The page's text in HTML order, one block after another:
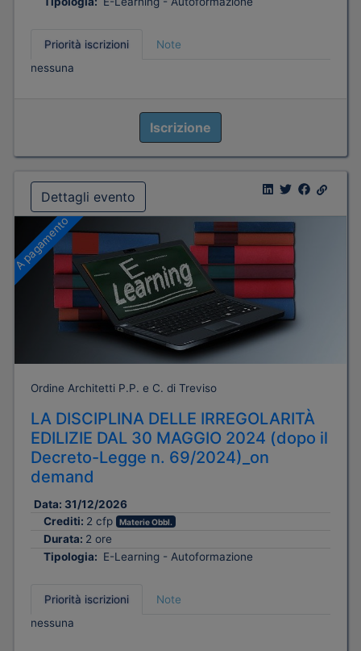
Priorità iscrizioni
Note
nessuna
Iscrizione
Dettagli evento
A pagamento
Ordine Architetti P.P. e C. di Treviso
LA DISCIPLINA DELLE IRREGOLARITÀ
EDILIZIE DAL 30 MAGGIO 2024 (dopo il
Decreto-Legge n. 69/2024)_on
demand
Data: 31/12/2026
Crediti: 2 cfp Materie Obbl.
Durata: 2 ore
Tipologia: E-Learning - Autoformazione
Priorità iscrizioni
Note
nessuna